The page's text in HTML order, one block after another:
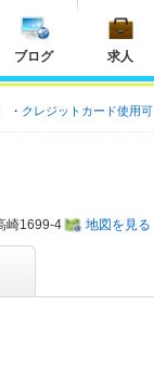
ブログ 求人
クレジットカード使用可
崎1699-4 地図を見る